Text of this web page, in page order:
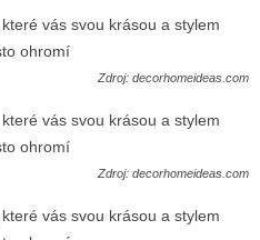
Zdroj: decorhomeideas.com
Zdroj: decorhomeideas.com